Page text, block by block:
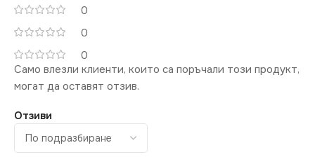
0
0
0
Отзиви
Само влезли клиенти, които са поръчали този продукт,
могат да оставят отзив.